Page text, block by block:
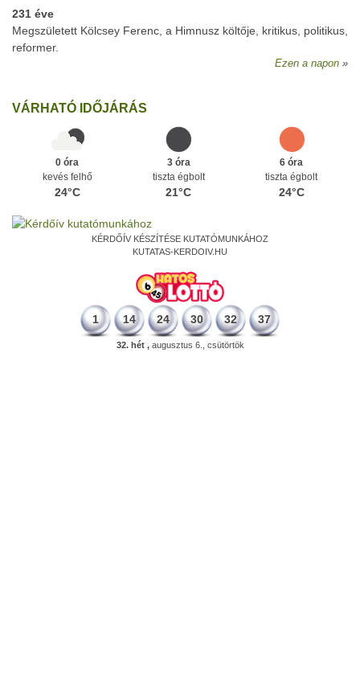
231 éve
Megszületett Kölcsey Ferenc, a Himnusz költője, kritikus, politikus,
reformer.
Ezen a napon
VÁRHATÓ IDŐJÁRÁS
0 óra
kevés felhő
24°C
3 óra
tiszta égbolt
21°C
6 óra
tiszta égbolt
24°C
KÉRDŐÍV KÉSZÍTÉSE KUTATÓMUNKÁHOZ
KUTATAS-KERDOIV.HU
1 14 24 30 32 37
32. hét ,augusztus 6., csütörtök